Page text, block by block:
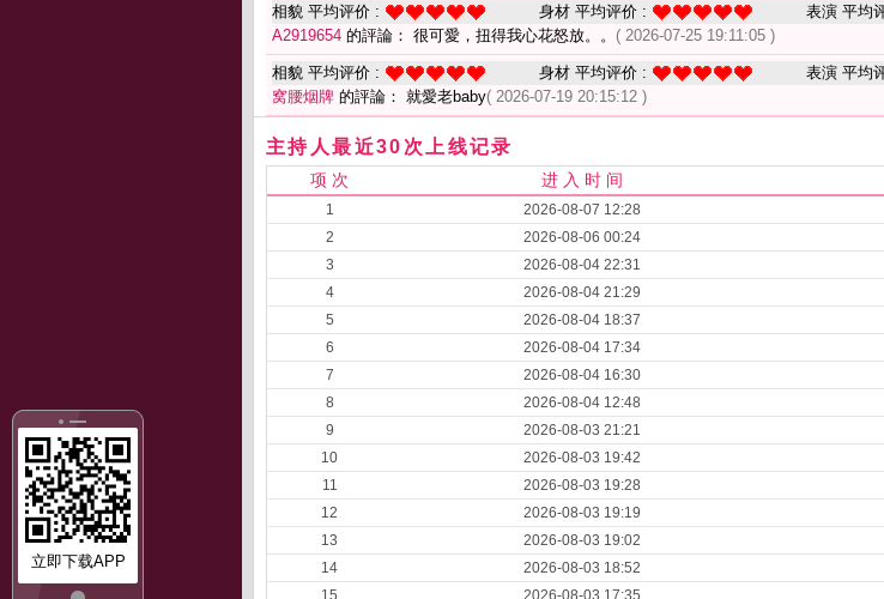
立即下载APP
相貌 平均评价 : 身材 平均评价 : 表演 平均
A2919654 的評論： 很可愛，扭得我心花怒放。。 ( 2026-07-25 19:11:05 )
相貌 平均评价 : 身材 平均评价 : 表演 平均
窝腰烟牌 的評論： 就愛老baby( 2026-07-19 20:15:12 )
主持人最近30次上线记录
项 次 进 入 时 间
1 2026-08-07 12:28
2
2026-08-06 00:24
3
2026-08-04 22:31
4
2026-08-04 21:29
5
2026-08-04 18:37
6
2026-08-04 17:34
7
2026-08-04 16:30
8
2026-08-04 12:48
9
2026-08-03 21:21
10
2026-08-03 19:42
11
2026-08-03 19:28
12
2026-08-03 19:19
13
2026-08-03 19:02
14
2026-08-03 18:52
15
2026-08-03 17:35